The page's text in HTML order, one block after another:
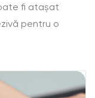
fi atașat
pentru o